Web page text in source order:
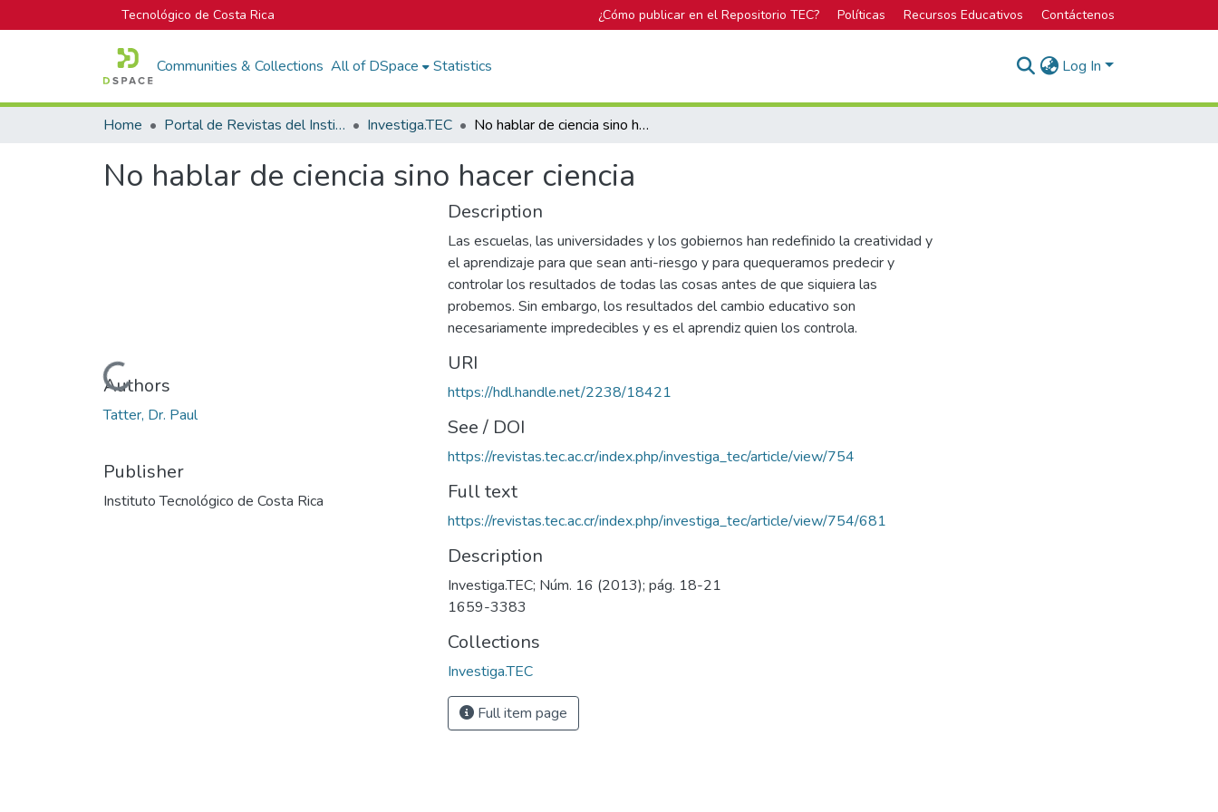
Tecnológico de Costa Rica ¿Cómo publicar en el Repositorio TEC? Políticas Recursos Educativos Contáctenos
Communities & Collections All of DSpace Statistics Log In
Home Portal de Revistas del Instituto Tecnológico de Costa Rica Investiga.TEC No hablar de ciencia sino hacer ciencia
No hablar de ciencia sino hacer ciencia
Loading...
Authors
Tatter, Dr. Paul
Publisher
Instituto Tecnológico de Costa Rica
Description
Las escuelas, las universidades y los gobiernos han redefinido la creatividad y
el aprendizaje para que sean anti-riesgo y para quequeramos predecir y
controlar los resultados de todas las cosas antes de que siquiera las
probemos. Sin embargo, los resultados del cambio educativo son
necesariamente impredecibles y es el aprendiz quien los controla.
URI
https://hdl.handle.net/2238/18421
See / DOI
https://revistas.tec.ac.cr/index.php/investiga_tec/article/view/754
Full text
https://revistas.tec.ac.cr/index.php/investiga_tec/article/view/754/681
Description
Investiga.TEC; Núm. 16 (2013); pág. 18-21
1659-3383
Collections
Investiga.TEC
Full item page